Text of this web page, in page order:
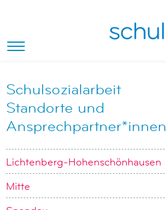
Schulsozialarbeit
Standorte und
Ansprechpartner*innen
Lichtenberg-Hohenschönhausen
Mitte